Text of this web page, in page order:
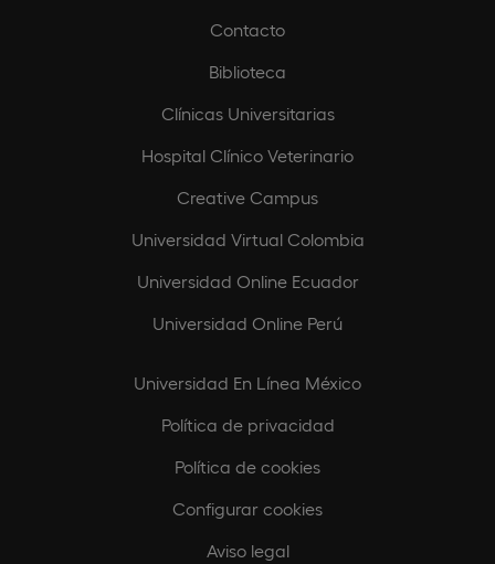
Contacto
Biblioteca
Clínicas Universitarias
Hospital Clínico Veterinario
Creative Campus
Universidad Virtual Colombia
Universidad Online Ecuador
Universidad Online Perú
Universidad En Línea México
Política de privacidad
Política de cookies
Configurar cookies
Aviso legal